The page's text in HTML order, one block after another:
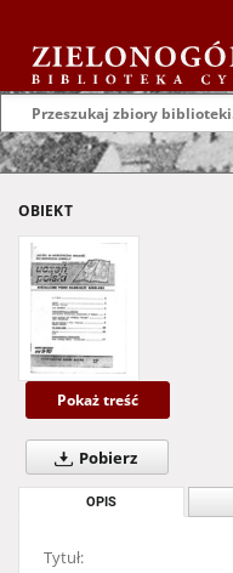
OBIEKT
Pokaż treść
Pobierz
OPIS
Tytuł: